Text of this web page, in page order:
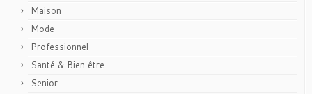
Maison
Mode
Professionnel
Santé & Bien être
Senior